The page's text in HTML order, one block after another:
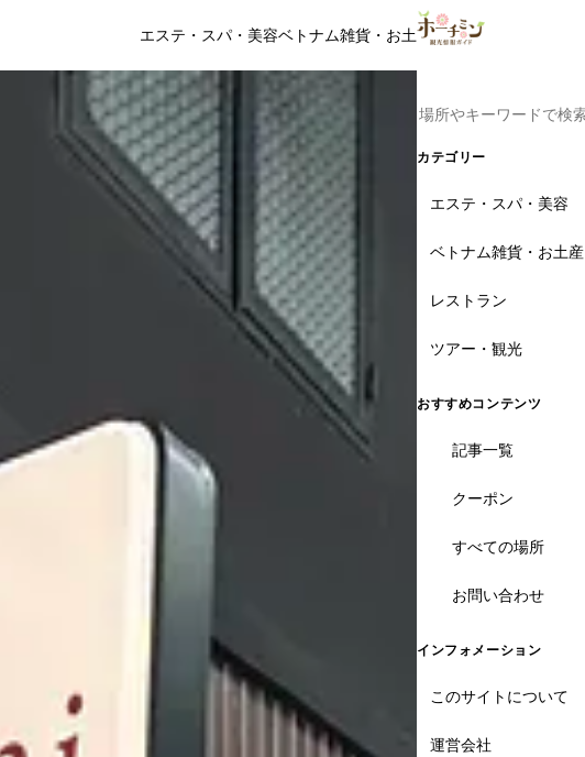
エステ・スパ・美容ベトナム雑貨・お土産レストラン
カテゴリー
エステ・スパ・美容
ベトナム雑貨・お土産
レストラン
ツアー・観光
おすすめコンテンツ
記事一覧
クーポン
すべての場所
お問い合わせ
インフォメーション
このサイトについて
運営会社